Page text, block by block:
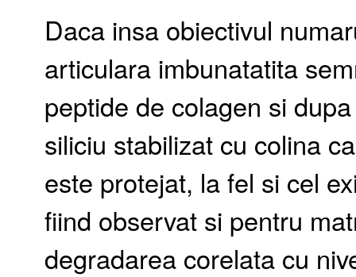
Daca insa obiectivul
articulara imbunatatita
peptide de colagen si
siliciu stabilizat cu colina
este protejat, la fel si cel
fiind observat si pentru
degradarea corelata cu